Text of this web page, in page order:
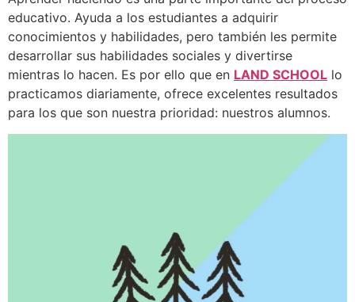
educativo. Ayuda a los estudiantes a adquirir
conocimientos y habilidades, pero también les permite
desarrollar sus habilidades sociales y divertirse
mientras lo hacen. Es por ello que en LAND SCHOOL lo
practicamos diariamente, ofrece excelentes resultados
para los que son nuestra prioridad: nuestros alumnos.